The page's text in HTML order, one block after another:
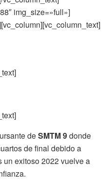
img_size=»full»]
deSMTM 9donde
de final debido a
un exitoso 2022 vuelve a